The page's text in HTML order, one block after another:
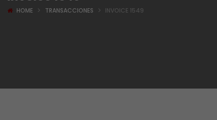
HOME TRANSACCIONES INVOICE 1549